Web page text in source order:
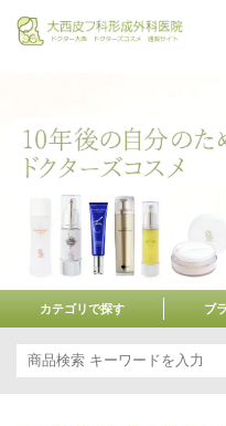
カテゴリで探す ブ